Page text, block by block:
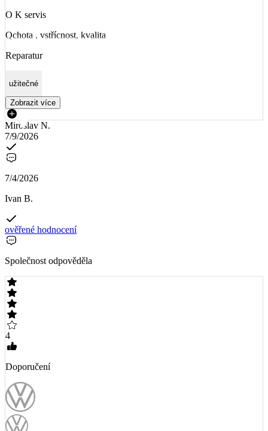
O K servis
Qchota , vstřícnost, kvalita
Reparatur
užitečné
Zobrazit více
Miroslav N.
7/9/2026
7/4/2026
Ivan B.
ověřené hodnocení
Společnost odpověděla
4
Doporučení